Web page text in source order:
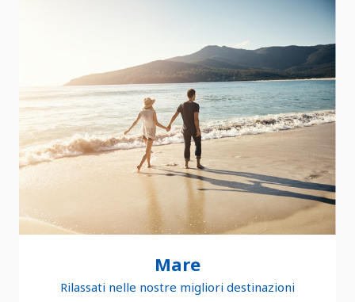
Mare
Rilassati nelle nostre migliori destinazioni